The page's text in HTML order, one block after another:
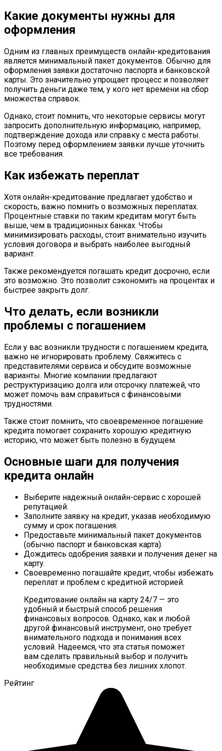
Какие документы нужны для
оформления
Одним из главных преимуществ онлайн-кредитования
является минимальный пакет документов. Обычно для
оформления заявки достаточно паспорта и банковской
карты. Это значительно упрощает процесс и позволяет
получить деньги даже тем, у кого нет времени на сбор
множества справок.
Однако, стоит помнить, что некоторые сервисы могут
запросить дополнительную информацию, например,
подтверждение дохода или справку с места работы.
Поэтому перед оформлением заявки лучше уточнить
все требования.
Как избежать переплат
Хотя онлайн-кредитование предлагает удобство и
скорость, важно помнить о возможных переплатах.
Процентные ставки по таким кредитам могут быть
выше, чем в традиционных банках. Чтобы
минимизировать расходы, стоит внимательно изучить
условия договора и выбрать наиболее выгодный
вариант.
Также рекомендуется погашать кредит досрочно, если
это возможно. Это позволит сэкономить на процентах и
быстрее закрыть долг.
Что делать, если возникли
проблемы с погашением
Если у вас возникли трудности с погашением кредита,
важно не игнорировать проблему. Свяжитесь с
представителями сервиса и обсудите возможные
варианты. Многие компании предлагают
реструктуризацию долга или отсрочку платежей, что
может помочь вам справиться с финансовыми
трудностями.
Также стоит помнить, что своевременное погашение
кредита помогает сохранить хорошую кредитную
историю, что может быть полезно в будущем.
Основные шаги для получения
кредита онлайн
Выберите надежный онлайн-сервис с хорошей
репутацией.
Заполните заявку на кредит, указав необходимую
сумму и срок погашения.
Предоставьте минимальный пакет документов
(обычно паспорт и банковская карта).
Дождитесь одобрения заявки и получения денег на
карту.
Своевременно погашайте кредит, чтобы избежать
переплат и проблем с кредитной историей.
Кредитование онлайн на карту 24/7 — это
удобный и быстрый способ решения
финансовых вопросов. Однако, как и любой
другой финансовый инструмент, оно требует
внимательного подхода и понимания всех
условий. Надеемся, что эта статья поможет
вам сделать правильный выбор и получить
необходимые средства без лишних хлопот.
Рейтинг